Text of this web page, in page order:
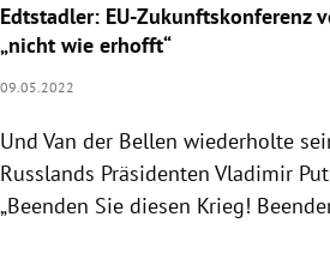
Edtstadler: EU-Zukunftskonferenz
„nicht wie erhofft“
09.05.2022
Und Van der Bellen wiederholte
Russlands Präsidenten Vladimir
„Beenden Sie diesen Krieg!